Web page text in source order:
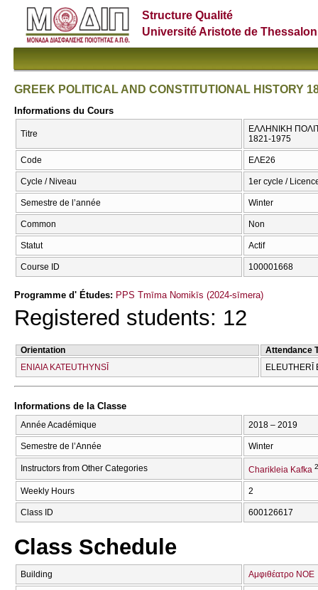
Structure Qualité
Université Aristote de
GREEK POLITICAL AND CONSTITUTIONAL HISTORY
Informations du Cours
Titre
ΕΛΛΗΝΙΚΗ
1821-1975
Code ΕΛΕ26
Cycle / Niveau 1er cycle /
Semestre de l’année Winter
Common Non
Statut Actif
Course ID 100001668
Programme d' Études: PPS Tmīma Nomikīs (2024-sīmera)
Registered students: 12
Orientation
Attendance
ENIAIA KATEUTHYNSĪ
ELEUTHERĪ
Informations de la Classe
Année Académique 2018 – 2019
Semestre de l’Année Winter
Instructors from Other Categories Charikleia Kafka
Weekly Hours 2
Class ID 600126617
Class Schedule
Building Αμφιθέατρο ΝΟΕ